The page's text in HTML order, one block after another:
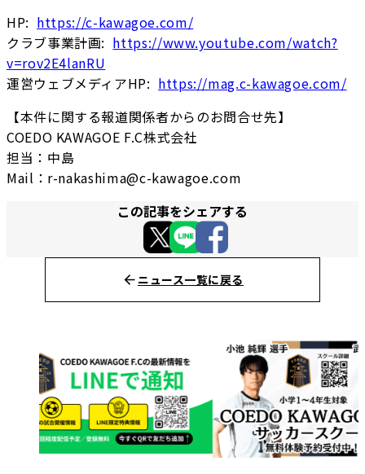
HP: https://c-kawagoe.com/
クラブ事業計画: https://www.youtube.com/watch?
v=rov2E4lanRU
運営ウェブメディアHP: https://mag.c-kawagoe.com/
【本件に関する報道関係者からのお問合せ先】
COEDO KAWAGOE F.C株式会社
担当：中島
Mail：r-nakashima@c-kawagoe.com
この記事をシェアする
ニュース一覧に戻る